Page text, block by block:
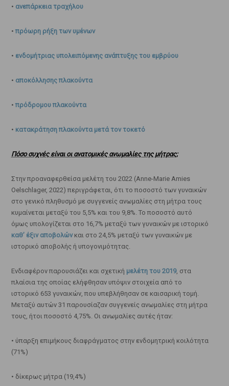
• ανεπάρκεια τραχήλου
• πρόωρη ρήξη των υμένων
• ενδομήτριας υπολειπόμενης ανάπτυξης του εμβρύου
• αποκόλλησης πλακούντα
• πρόδρομου πλακούντα
• κατακράτηση πλακούντα μετά τον τοκετό
Πόσο συχνές είναι οι ανατομικές ανωμαλίες της μήτρας;
Στην προαναφερθείσα μελέτη του 2022 (Anne-Marie Amies
Oelschlager, 2022) περιγράφεται, ότι το ποσοστό των γυναικών
στο γενικό πληθυσμό με συγγενείς ανωμαλίες στη μήτρα τους
κυμαίνεται μεταξύ του 5,5% και του 9,8%. Το ποσοστό αυτό
όμως υπολογίζεται στο 16,7% μεταξύ των γυναικών με ιστορικό
καθ’ έξιν αποβολώνκαι στο 24,5% μεταξύ των γυναικών με
ιστορικό αποβολής ή υπογονιμότητας.
Ενδιαφέρον παρουσιάζει και σχετική μελέτη του 2019, στα
πλαίσια της οποίας ελήφθησαν υπόψιν στοιχεία από το
ιστορικό 653 γυναικών, που υπεβλήθησαν σε καισαρική τομή.
Μεταξύ αυτών 31 παρουσίαζαν συγγενείς ανωμαλίες στη μήτρα
τους, ήτοι ποσοστό 4,75%. Οι ανωμαλίες αυτές ήταν:
• ύπαρξη επιμήκους διαφράγματος στην ενδομητρική κοιλότητα
(71%)
• δίκερως μήτρα (19,4%)